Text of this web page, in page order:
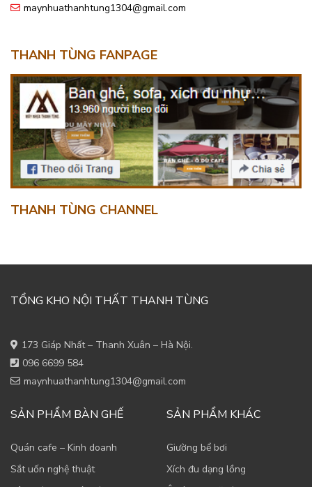
maynhuathanhtung1304@gmail.com
THANH TÙNG FANPAGE
THANH TÙNG CHANNEL
TỔNG KHO NỘI THẤT THANH TÙNG
173 Giáp Nhất – Thanh Xuân – Hà Nội.
096 6699 584
maynhuathanhtung1304@gmail.com
SẢN PHẨM BÀN GHẾ
Quán cafe – Kinh doanh
Sắt uốn nghệ thuật
SẢN PHẨM KHÁC
Giường bể bơi
Xích đu dạng lồng